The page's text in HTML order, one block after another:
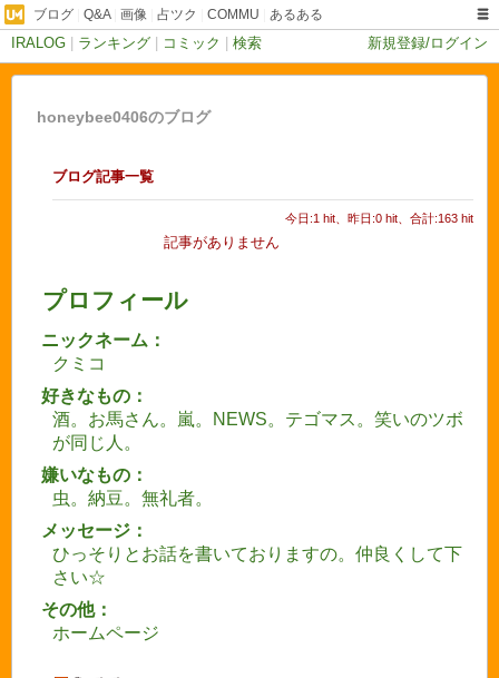
ブログ Q&A| 画像 占ツク COMMU あるある
IRALOG ランキング コミック 検索 新規登録/ログイン
honeybee0406のブログ
ブログ記事一覧
今日:1 hit、昨日:0 hit、合計:163 hit
記事がありません
プロフィール
ニックネーム：
クミコ
好きなもの：
酒。お馬さん。嵐。NEWS。テゴマス。笑いのツボ
が同じ人。
嫌いなもの：
虫。納豆。無礼者。
メッセージ：
ひっそりとお話を書いておりますの。仲良くして下
さい☆
その他：
ホームページ